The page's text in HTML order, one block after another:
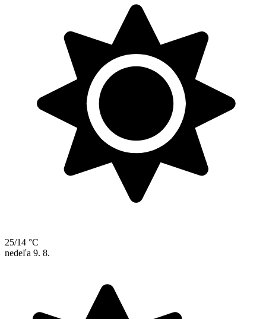
25/14 °C
nedeľa 9. 8.